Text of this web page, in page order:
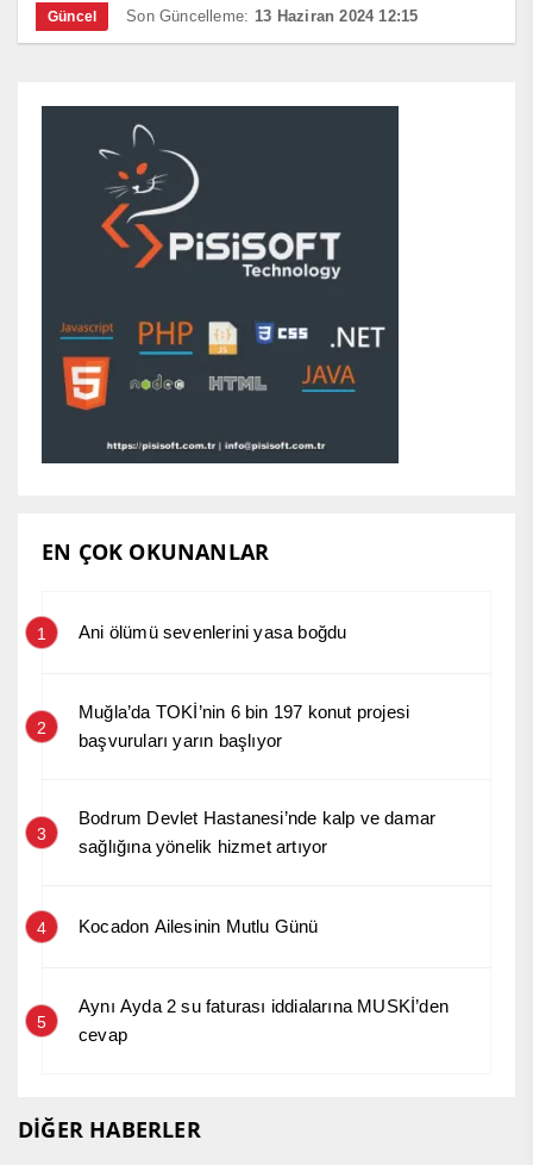
Güncel Son Güncelleme: 13 Haziran 2024 12:15
EN ÇOK OKUNANLAR
1 Ani ölümü sevenlerini yasa boğdu
2
Muğla’da TOKİ’nin 6 bin 197 konut projesi
başvuruları yarın başlıyor
3
Bodrum Devlet Hastanesi’nde kalp ve damar
sağlığına yönelik hizmet artıyor
4 Kocadon Ailesinin Mutlu Günü
5
Aynı Ayda 2 su faturası iddialarına MUSKİ’den
cevap
DİĞER HABERLER